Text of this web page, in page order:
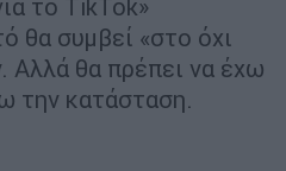
το TikTok»
θα συμβεί «στο όχι
Αλλά θα πρέπει να έχω
την κατάσταση.